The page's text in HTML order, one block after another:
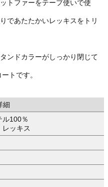
トファーをテープ使いで使
であたたかいレッキスをトリ
ンドカラーがしっかり閉じて
トです。
細
ル100％
レッキス